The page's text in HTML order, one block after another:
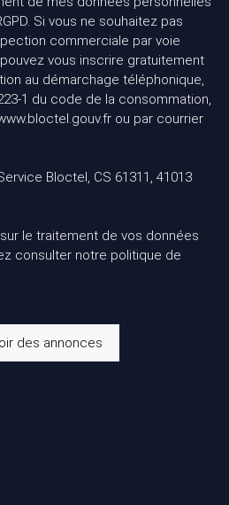
Si vous ne souhaitez pas
commerciale par voie
vous inscrire gratuitement
au démarchage téléphonique,
1 du code de la consommation,
ou par courrier
Bloctel, CS 61311, 41013
le traitement de vos données
consulter notre politique de
des annonces